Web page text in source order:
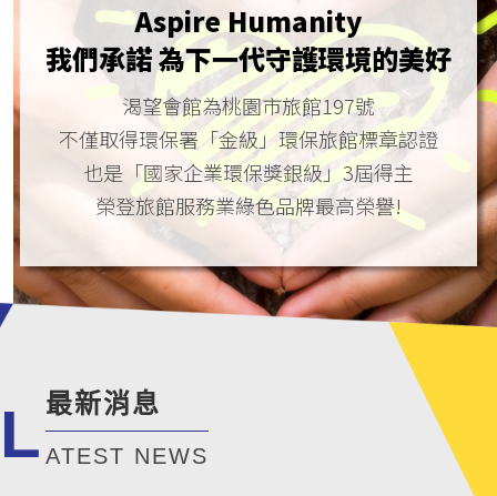
Aspire Humanity
我們承諾 為下一代守護環境的美好
渴望會館為桃園市旅館197號
不僅取得環保署「金級」環保旅館標章認證
也是「國家企業環保獎銀級」3屆得主
榮登旅館服務業綠色品牌最高榮譽!
最新消息
L ATEST NEWS